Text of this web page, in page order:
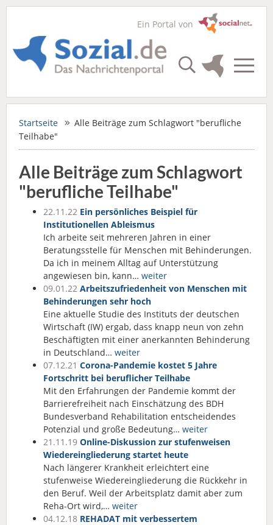
Ein Portal von
Startseite
Alle Beiträge zum Schlagwort "berufliche
Teilhabe"
Alle Beiträge zum Schlagwort
"berufliche Teilhabe"
22.11.22 Ein persönliches Beispiel für
Institutionellen Ableismus
Ich arbeite seit mehreren Jahren in einer
Beratungsstelle für Menschen mit Behinderungen.
Da ich in meinem Alltag auf Unterstützung
angewiesen bin, kann… weiter
09.01.22 Arbeitszufriedenheit von Menschen mit
Behinderungen sehr hoch
Eine aktuelle Studie des Instituts der deutschen
Wirtschaft (IW) ergab, dass knapp neun von zehn
Beschäftigten mit einer anerkannten Behinderung
in Deutschland… weiter
07.12.21 Corona-Pandemie kostet 5 Jahre
Fortschritt bei beruflicher Teilhabe
Mit den Erfahrungen der Pandemie kommt der
Barrierefreiheit nach Einschätzung des BDH
Bundesverband Rehabilitation entscheidendes
Potenzial und große Bedeutung… weiter
21.11.19 Online-Diskussion zur stufenweisen
Wiedereingliederung startet heute
Nach längerer Krankheit erleichtert eine
stufenweise Wiedereingliederung die Rückkehr in
den Beruf. Weil der Arbeitsplatz damit aber zum
Reha-Ort wird,… weiter
04.12.18 REHADAT mit verbessertem